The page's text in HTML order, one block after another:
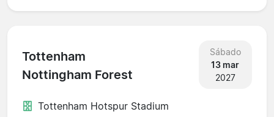
Tottenham
Nottingham Forest
Sábado
13 mar
2027
Tottenham Hotspur Stadium